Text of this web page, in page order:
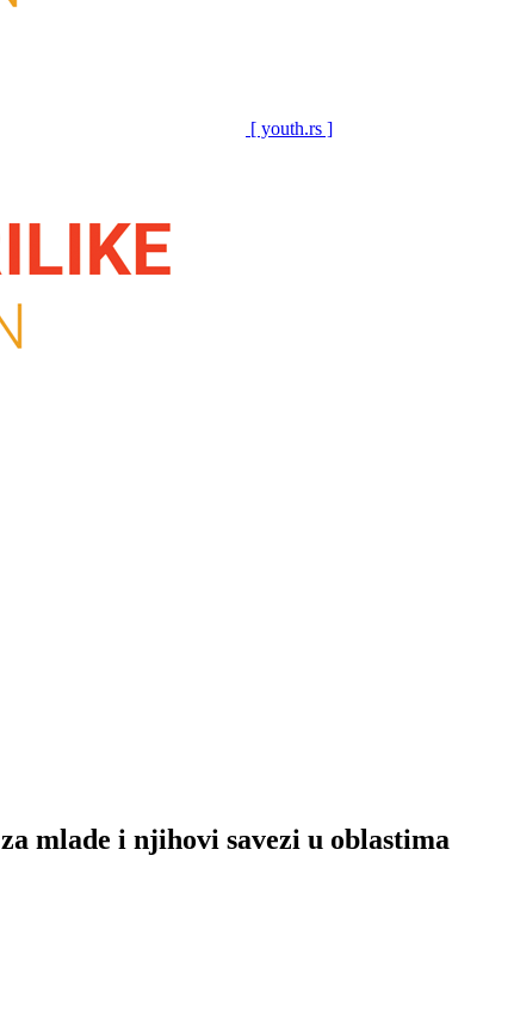
[ youth.rs ]
mlade i njihovi savezi u oblastima